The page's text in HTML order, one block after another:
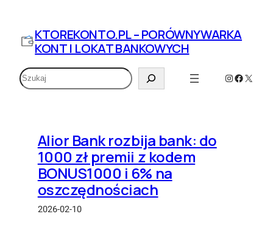
treści
KTOREKONTO.PL – PORÓWNYWARKA
KONT I LOKAT BANKOWYCH
Szukaj Instagram
X
Alior Bank rozbija bank: do
1000 zł premii z kodem
BONUS1000 i 6% na
oszczędnościach
2026-02-10